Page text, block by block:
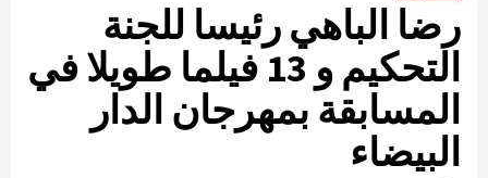
رضا الباهي رئيسا للجنة
التحكيم و 13 فيلما طويلا في
المسابقة بمهرجان الدار
البيضاء